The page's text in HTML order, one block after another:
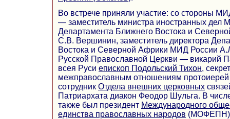
Во встрече приняли участие: со стороны
— заместитель министра иностранных дел
Департамента Ближнего Востока и
С.В. Вершинин, заместитель директора
Востока и Северной Африки МИД России
Русской Православной Церкви — викарий
всея Руси епископ Подольский Тихон,
межправославным отношениям протоиерей
сотрудник Отдела внешних церковных
Патриархата диакон Феодор Шульга. В
также был президент Международного
единства православных народов (МОФЕПН)